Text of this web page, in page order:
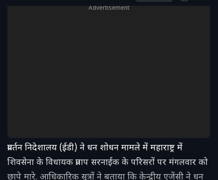
Advertisement
प्रवर्तन निदेशालय (ईडी) ने धन शोधन मामले में महाराष्ट्र में
शिवसेना के विधायक प्रताप सरनाईक के परिसरों पर मंगलवार को
छापे मारे. आधिकारिक सूत्रों ने बताया कि केन्द्रीय एजेंसी ने धन